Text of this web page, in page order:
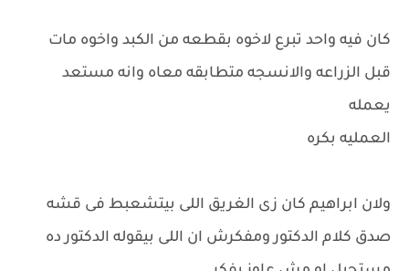
كان فيه واحد تبرع لاخوه بقطعه من الكبد واخوه مات
قبل الزراعه والانسجه متطابقه معاه وانه مستعد
يعمله
العمليه بكره
ولان ابراهيم كان زى الغريق اللى بيتشعبط فى قشه
صدق كلام الدكتور ومفكرش ان اللى بيقوله الدكتور ده